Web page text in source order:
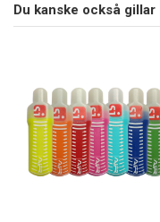
Du kanske också gillar